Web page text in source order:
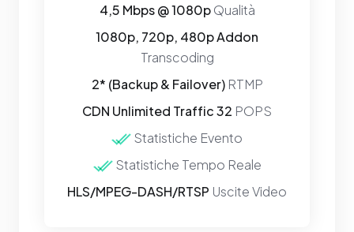
4,5 Mbps @ 1080pQualità
1080p, 720p, 480p Addon
Transcoding
2* (Backup & Failover)RTMP
CDN Unlimited Traffic 32 POPS
Statistiche Evento
Statistiche Tempo Reale
HLS/MPEG-DASH/RTSP Uscite Video